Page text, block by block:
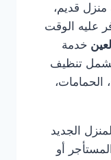
منزل قديم،
عليه الوقت
خدمة
تنظيف
الحمامات،
الجديد
أو